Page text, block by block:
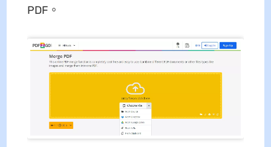
PDF。